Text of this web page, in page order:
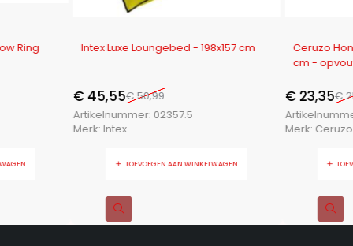
Ring -11%
Intex Luxe Loungebed - 198x157 cm
€50,99
€45,55
Artikelnummer: 02357.5
Merk: Intex
TOEVOEGEN AAN WINKELWAGEN
-10%
Ceruzo
cm -
€
€23,35
Merk: Ceruzo